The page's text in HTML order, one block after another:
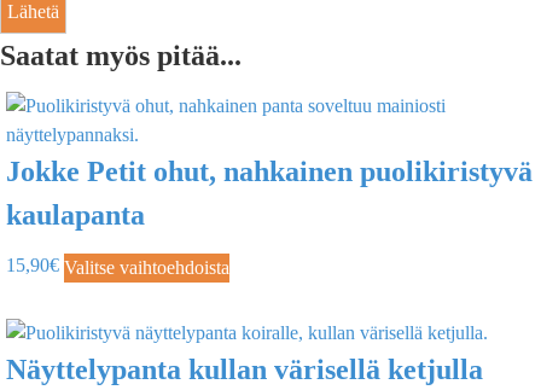
Saatat myös pitää...
Jokke Petit ohut, nahkainen puolikiristyvä
kaulapanta
15,90€ Valitse vaihtoehdoista
Näyttelypanta kullan värisellä ketjulla